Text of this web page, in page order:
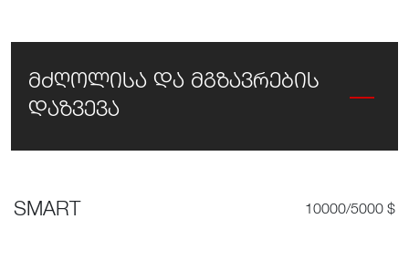
მძღოლისა და მგზავრების
დაზვევა
SMART 10000/5000 $